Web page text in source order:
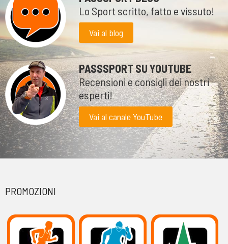
Lo Sport scritto, fatto e vissuto!
Vai al blog
PASSSPORT SU YOUTUBE
Recensioni e consigli dei nostri
esperti!
Vai al canale YouTube
PROMOZIONI